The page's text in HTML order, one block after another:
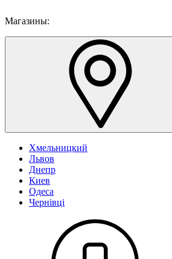
Магазины:
Хмельницкий
Львов
Днепр
Киев
Одеса
Чернівці